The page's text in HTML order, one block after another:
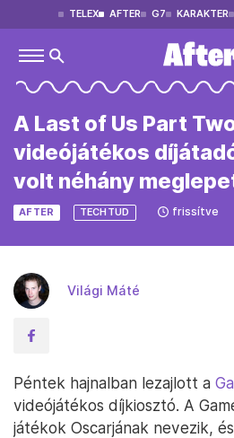
TELEX AFTER G7 KARAKTER
A Last of Us Part
videójátékos
volt néhány
AFTER TECHTUD frissítve
Világi Máté
Péntek hajnalban lezajlott a
videójátékos díjkiosztó. A
játékok Oscarjának nevezik,